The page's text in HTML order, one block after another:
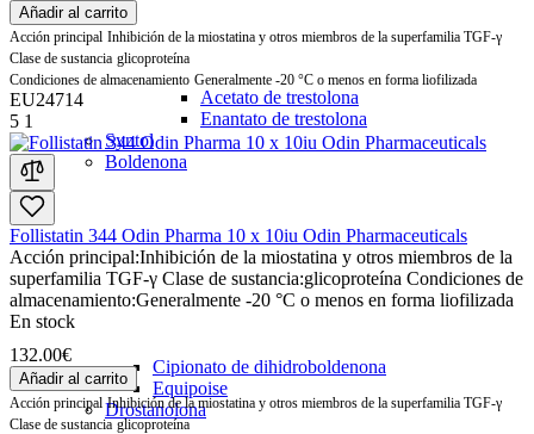
Acetato de trestolona
Enantato de trestolona
Syntol
Boldenona
Cipionato de dihidroboldenona
Equipoise
Drostanolona
Añadir al carrito
Acción principal Inhibición de la miostatina y otros miembros de la superfamilia TGF-γ
Clase de sustancia glicoproteína
Condiciones de almacenamiento Generalmente -20 °C o menos en forma liofilizada
EU24714
5 1
Follistatin 344 Odin Pharma 10 x 10iu Odin Pharmaceuticals
Acción principal:Inhibición de la miostatina y otros miembros de la
superfamilia TGF-γ Clase de sustancia:glicoproteína Condiciones de
almacenamiento:Generalmente -20 °C o menos en forma liofilizada
En stock
132.00€
Añadir al carrito
Acción principal Inhibición de la miostatina y otros miembros de la superfamilia TGF-γ
Clase de sustancia glicoproteína